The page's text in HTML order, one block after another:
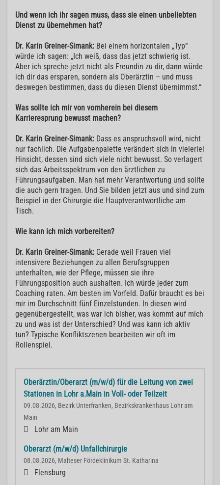
Und wenn ich ihr sagen muss, dass sie einen unbeliebten
Dienst zu übernehmen hat?
Dr. Karin Greiner-Simank: Bei einem horizontalen „Typ“
würde ich sagen: „Ich weiß, dass das jetzt schwierig ist.
Aber ich spreche jetzt nicht als Freundin zu dir, dann würde
ich dir das ersparen, sondern als Oberärztin – und muss
deswegen bestimmen, dass du diesen Dienst übernimmst.“
Was sollte ich mir von vornherein bei diesem
Karrieresprung bewusst machen?
Dr. Karin Greiner-Simank: Dass es anspruchsvoll wird, nicht
nur fachlich. Die Aufgabenpalette verändert sich in vielerlei
Hinsicht, dessen sind sich viele nicht bewusst. So verlagert
sich das Arbeitsspektrum von den ärztlichen zu
Führungsaufgaben. Man hat mehr Verantwortung und sollte
die auch gern tragen. Und Sie bilden jetzt aus und sind zum
Beispiel in der Chirurgie die Hauptverantwortliche am
Tisch.
Wie kann ich mich vorbereiten?
Dr. Karin Greiner-Simank: Gerade weil Frauen viel
intensivere Beziehungen zu allen Berufsgruppen
unterhalten, wie der Pflege, müssen sie ihre
Führungsposition auch aushalten. Ich würde jeder zum
Coaching raten. Am besten im Vorfeld. Dafür braucht es bei
mir im Durchschnitt fünf Einzelstunden. In diesen wird
gegenübergestellt, was war ich bisher, was kommt auf mich
zu und was ist der Unterschied? Und was kann ich aktiv
tun? Typische Konfliktszenen bearbeiten wir oft im
Rollenspiel.
Oberärztin/Oberarzt (m/w/d) für die Leitung von zwei
Stationen in Lohr a.Main in Voll- oder Teilzeit
09.08.2026, Bezirk Unterfranken, Bezirkskrankenhaus Lohr am
Main
Lohr am Main
Oberarzt (m/w/d) Unfallchirurgie
08.08.2026, Malteser Fördeklinikum St. Katharina
Flensburg